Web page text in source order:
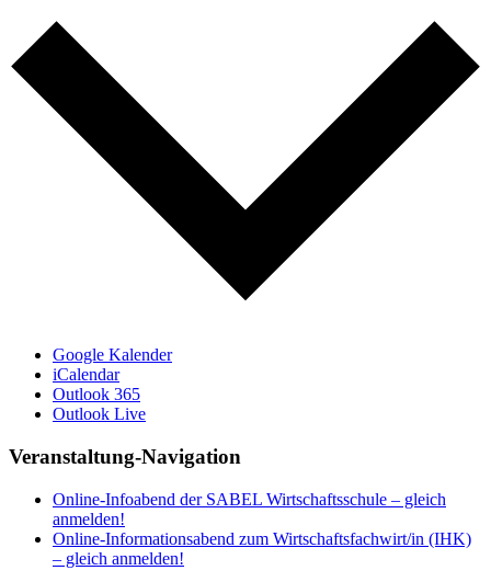
Google Kalender
iCalendar
Outlook 365
Outlook Live
Veranstaltung-Navigation
Online-Infoabend der SABEL Wirtschaftsschule – gleich
anmelden!
Online-Informationsabend zum Wirtschaftsfachwirt/in (IHK)
– gleich anmelden!